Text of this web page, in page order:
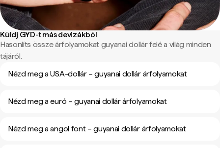
Küldj GYD-t más devizákból
Hasonlíts össze árfolyamokat guyanai dollár felé a világ minden
tájáról.
Nézd meg a USA-dollár – guyanai dollár árfolyamokat
Nézd meg a euró – guyanai dollár árfolyamokat
Nézd meg a angol font – guyanai dollár árfolyamokat